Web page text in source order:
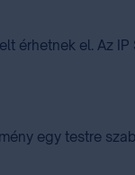
érhetnek el. Az
egy testre